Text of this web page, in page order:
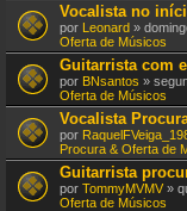
Vocalista no
por Leonard »
Oferta de Músicos
Guitarrista com
por BNsantos »
Oferta de Músicos
Vocalista
por
Procura & Oferta de
Guitarrista
por TommyMVMV »
Oferta de Músicos